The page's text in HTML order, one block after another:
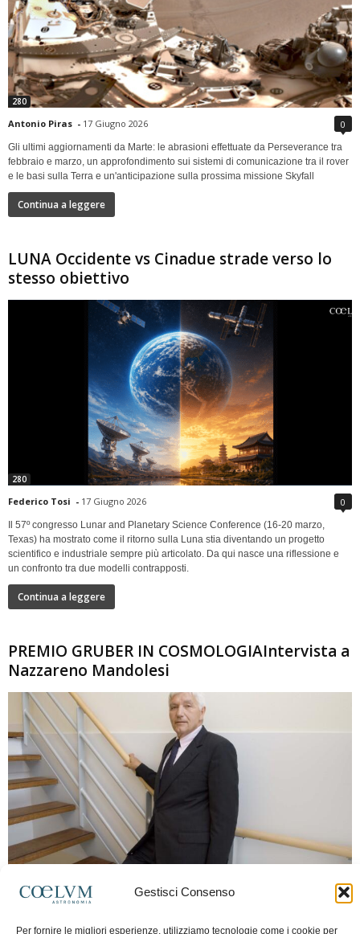
Gestisci Consenso
Per fornire le migliori esperienze, utilizziamo tecnologie come i cookie per
280
Antonio Piras - 17 Giugno 2026 0
Gli ultimi aggiornamenti da Marte: le abrasioni effettuate da Perseverance tra
febbraio e marzo, un approfondimento sui sistemi di comunicazione tra il rover
e le basi sulla Terra e un'anticipazione sulla prossima missione Skyfall
Continua a leggere
LUNA Occidente vs Cinadue strade verso lo
stesso obiettivo
280
Federico Tosi - 17 Giugno 2026 0
Il 57º congresso Lunar and Planetary Science Conference (16-20 marzo,
Texas) ha mostrato come il ritorno sulla Luna stia diventando un progetto
scientifico e industriale sempre più articolato. Da qui nasce una riflessione e
un confronto tra due modelli contrapposti.
Continua a leggere
PREMIO GRUBER IN COSMOLOGIAIntervista a
Nazzareno Mandolesi
Frida Paolella - 16 Giugno 2026 0
spaziale europea e della missione Planck. Il dialogo ripercorre i principali